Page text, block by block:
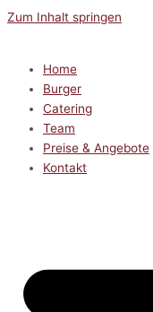
Zum Inhalt springen
Home
Burger
Catering
Team
Preise & Angebote
Kontakt